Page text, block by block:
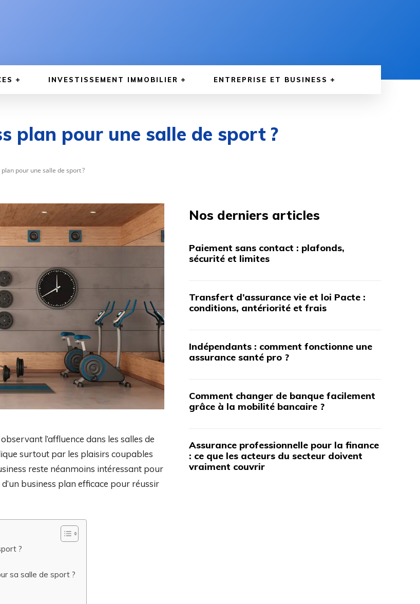
INVESTISSEMENT IMMOBILIER ENTREPRISE ET BUSINESS
plan pour une salle de sport ?
pour une salle de sport ?
l’affluence dans les salles de
surtout par les plaisirs coupables
reste néanmoins intéressant pour
business plan efficace pour réussir
?
sa salle de sport ?
Nos derniers articles
Paiement sans contact : plafonds,
sécurité et limites
Transfert d’assurance vie et loi Pacte :
conditions, antériorité et frais
Indépendants : comment fonctionne une
assurance santé pro ?
Comment changer de banque facilement
grâce à la mobilité bancaire ?
Assurance professionnelle pour la finance
: ce que les acteurs du secteur doivent
vraiment couvrir